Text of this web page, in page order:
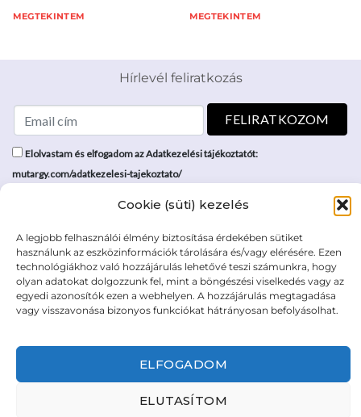
Cookie (süti) kezelés
A legjobb felhasználói élmény biztosítása érdekében sütiket
használunk az eszközinformációk tárolására és/vagy elérésére. Ezen
technológiákhoz való hozzájárulás lehetővé teszi számunkra, hogy
olyan adatokat dolgozzunk fel, mint a böngészési viselkedés vagy az
egyedi azonosítók ezen a webhelyen. A hozzájárulás megtagadása
vagy visszavonása bizonyos funkciókat hátrányosan befolyásolhat.
ELFOGADOM
ELUTASÍTOM
MEGTEKINTEM MEGTEKINTEM
Hírlevél feliratkozás
Elolvastam és elfogadom az Adatkezelési tájékoztatót:
mutargy.com/adatkezelesi-tajekoztato/
Médiaajánlat
Karrier
Kapcsolat
Áraink
ÁSZF
Adatvédelem
Impresszum